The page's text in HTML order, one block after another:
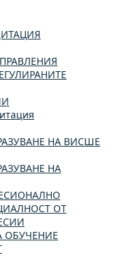
НА ВИСШЕ
НА
ОТ
ОБУЧЕНИЕ